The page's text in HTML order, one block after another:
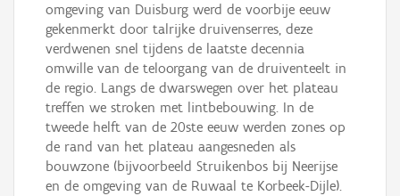
omgeving van Duisburg werd de voorbije eeuw
gekenmerkt door talrijke druivenserres, deze
verdwenen snel tijdens de laatste decennia
omwille van de teloorgang van de druiventeelt in
de regio. Langs de dwarswegen over het plateau
treffen we stroken met lintbebouwing. In de
tweede helft van de 20ste eeuw werden zones op
de rand van het plateau aangesneden als
bouwzone (bijvoorbeeld Struikenbos bij Neerijse
en de omgeving van de Ruwaal te Korbeek-Dijle).